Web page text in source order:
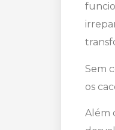
Sem
os
Além